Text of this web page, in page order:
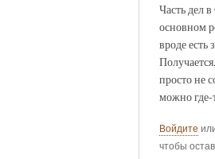
Часть дел
основном
вроде есть
просто не
можно где-
Войдите
чтобы